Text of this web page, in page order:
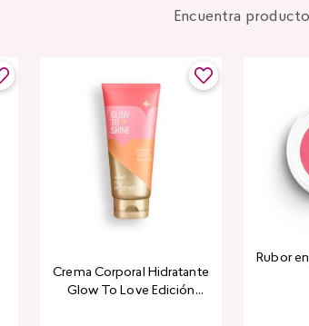
Encuentra
Crema Corporal Hidratante
Glow To Love Edición
Rubor